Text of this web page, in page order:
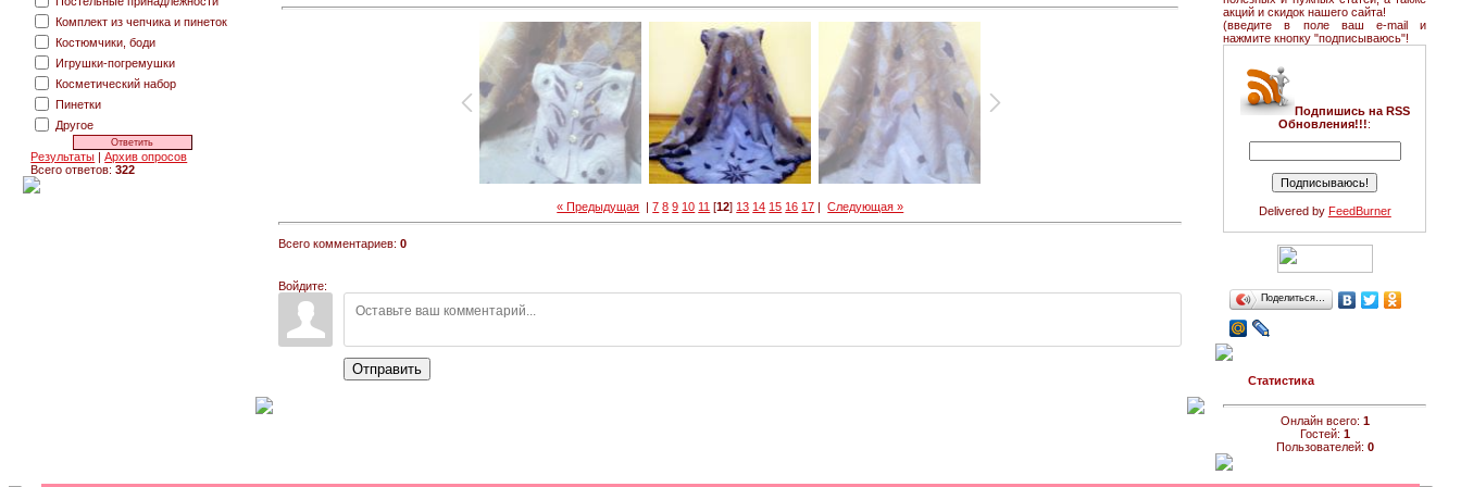
Комплект из чепчика и пинеток
Костюмчики, боди
Игрушки-погремушки
Косметический набор
Пинетки
Другое
Результаты |Архив опросов
Всего ответов:322
« Предыдущая |7 8 9 10 11 [12] 13 14 15 16 17 |Следующая »
Всего комментариев:0
Войдите:
Отправить
акций и скидок нашего сайта!
(введите в поле ваш e-mail и
нажмите кнопку "подписываюсь"!
Подпишись на RSS
Обновления!!!:
Delivered by FeedBurner
Поделиться…
Статистика
Онлайн всего: 1
Гостей: 1
Пользователей: 0